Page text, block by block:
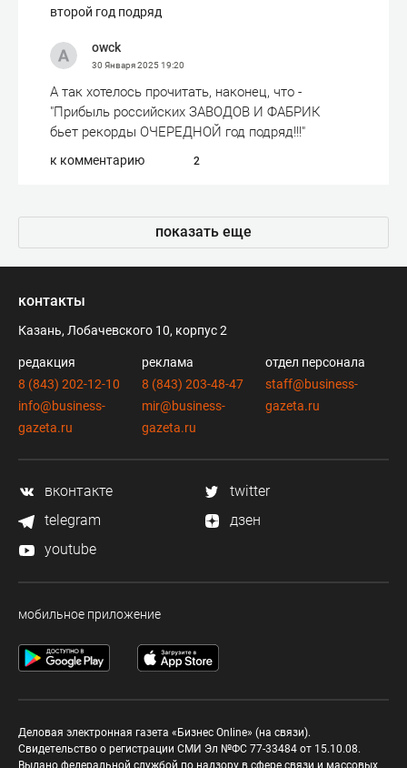
второй год подряд
owck
30 Января 202519:20
А так хотелось прочитать, наконец, что -
"Прибыль российских ЗАВОДОВ И ФАБРИК
бьет рекорды ОЧЕРЕДНОЙ год подряд!!!"
к комментарию 2
показать еще
контакты
Казань, Лобачевского 10, корпус 2
редакция
8 (843) 202-12-10
info@business-
gazeta.ru
реклама
8 (843) 203-48-47
mir@business-
gazeta.ru
отдел персонала
staff@business-
gazeta.ru
вконтакте
twitter
telegram
дзен
youtube
мобильное приложение
Деловая электронная газета «Бизнес Online» (на связи).
Свидетельство о регистрации СМИ Эл №ФС 77-33484 от 15.10.08.
Выдано федеральной службой по надзору в сфере связи и массовых